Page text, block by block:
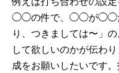
◯◯の件で、◯◯が◯◯
り、つきましては〜」
して欲しいのかが伝わ
成をお願いしたいです